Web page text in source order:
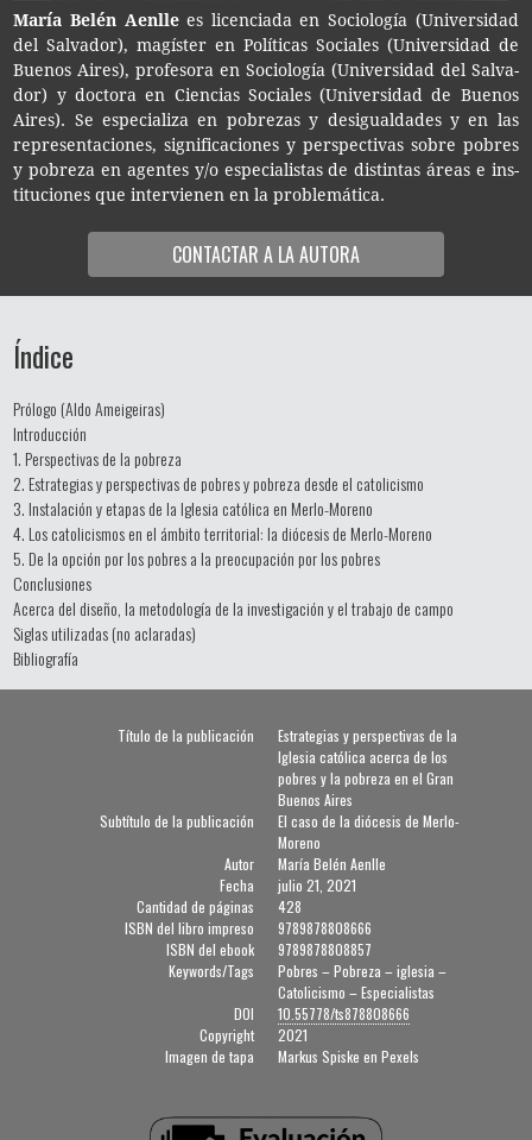
María Belén Aenllees licen­cia­da en Socio­lo­gía (Uni­ver­si­dad
del Sal­va­dor), magís­ter en Polí­ti­cas Socia­les (Uni­ver­si­dad de
Bue­nos Aires), pro­fe­so­ra en Socio­lo­gía (Uni­ver­si­dad del Sal­va­
dor) y doc­to­ra en Cien­cias Socia­les (Uni­ver­si­dad de Bue­nos
Aires). Se espe­cia­li­za en pobre­zas y desigual­da­des y en las
repre­sen­ta­cio­nes, sig­ni­fi­ca­cio­nes y pers­pec­ti­vas sobre pobres
y pobre­za en agen­tes y/o espe­cia­lis­tas de dis­tin­tas áreas e ins­
ti­tu­cio­nes que inter­vie­nen en la problemática.
CON­TAC­TAR A LA AUTORA
Índice
Prólogo (Aldo Ameigeiras)
Introducción
1. Perspectivas de la pobreza
2. Estrategias y perspectivas de pobres y pobreza desde el catolicismo
3. Instalación y etapas de la Iglesia católica en Merlo-Moreno
4. Los catolicismos en el ámbito territorial: la diócesis de Merlo-Moreno
5. De la opción por los pobres a la preocupación por los pobres
Conclusiones
Acerca del diseño, la metodología de la investigación y el trabajo de campo
Siglas utilizadas (no aclaradas)
Bibliografía
Título de la publicación
Estrategias y perspectivas de la
Iglesia católica acerca de los
pobres y la pobreza en el Gran
Buenos Aires
Subtítulo de la publicación
El caso de la diócesis de Merlo-
Moreno
Autor
María Belén Aenlle
Fecha
julio 21, 2021
Cantidad de páginas
428
ISBN del libro impreso
9789878808666
ISBN del ebook
9789878808857
Keywords/Tags
Pobres – Pobreza – iglesia –
Catolicismo – Especialistas
DOI
10.55778/ts878808666
Copyright
2021
Imagen de tapa
Markus Spiske en Pexels